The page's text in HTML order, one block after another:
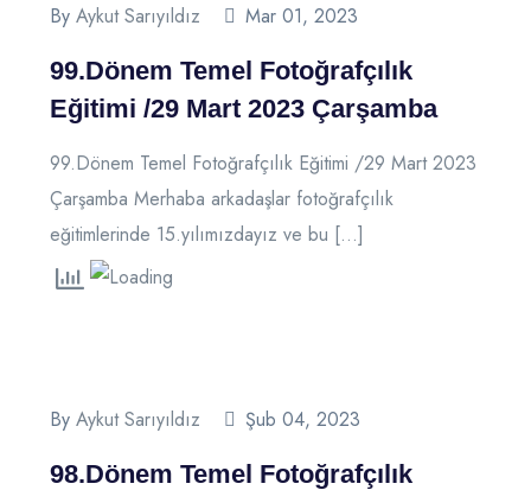
By Aykut Sarıyıldız Mar 01, 2023
99.Dönem Temel Fotoğrafçılık
Eğitimi /29 Mart 2023 Çarşamba
99.Dönem Temel Fotoğrafçılık Eğitimi /29 Mart 2023
Çarşamba Merhaba arkadaşlar fotoğrafçılık
eğitimlerinde 15.yılımızdayız ve bu […]
By Aykut Sarıyıldız Şub 04, 2023
98.Dönem Temel Fotoğrafçılık